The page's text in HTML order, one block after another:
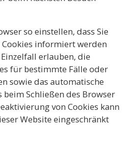
so einstellen, dass Sie
Cookies informiert werden
erlauben, die
für bestimmte Fälle oder
sowie das automatische
beim Schließen des Browser
von Cookies kann
Website eingeschränkt